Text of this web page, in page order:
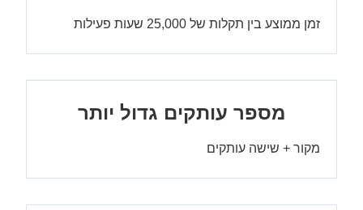
זמן ממוצע בין תקלות של 25,000 שעות פעילות
מספר עותקים גדול יותר
מקור + שישה עותקים